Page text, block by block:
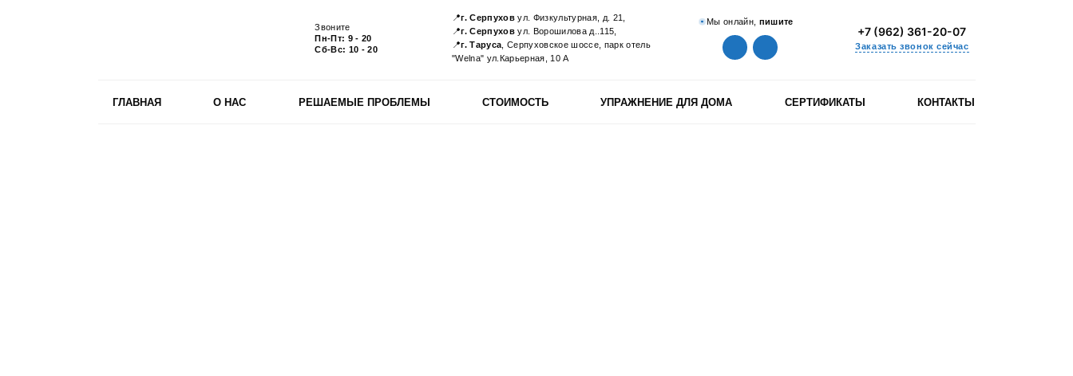
Звоните
Пн-Пт: 9 - 20
Сб-Вс: 10 - 20
📍г. Серпухов ул. Физкультурная, д. 21,
📍г. Серпухов ул. Ворошилова д..115,
📍г. Таруса , Серпуховское шоссе, парк отель
"Welna" ул.Карьерная, 10 А
Мы онлайн, пишите
+7 (962) 361-20-07
Заказать звонок сейчас
ГЛАВНАЯ О НАС РЕШАЕМЫЕ ПРОБЛЕМЫ СТОИМОСТЬ УПРАЖНЕНИЕ ДЛЯ ДОМА СЕРТИФИКАТЫ КОНТАКТЫ